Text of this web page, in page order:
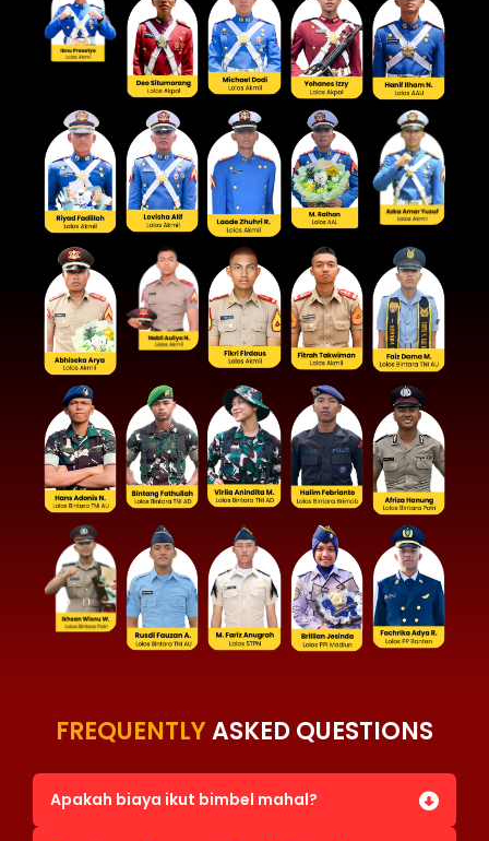
FREQUENTLYASKED QUESTIONS
Apakah biaya ikut bimbel mahal?